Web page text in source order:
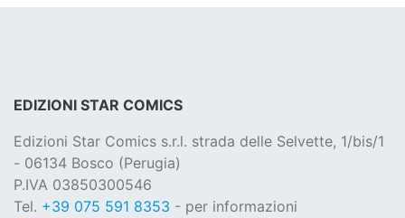
EDIZIONI STAR COMICS
Edizioni Star Comics s.r.l. strada delle Selvette, 1/bis/1
- 06134 Bosco (Perugia)
P.IVA 03850300546
Tel. +39 075 591 8353 - per informazioni